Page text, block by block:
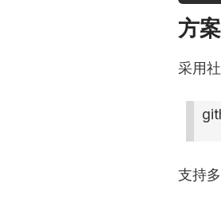
方
采用
支持